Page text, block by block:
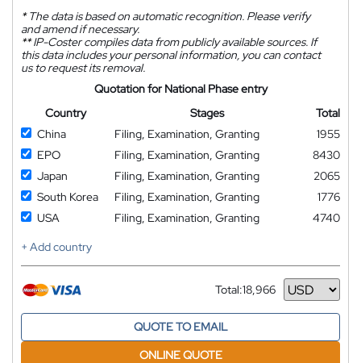
*The data is based on automatic recognition. Please verify
and amend if necessary.
**IP-Coster compiles data from publicly available sources. If
this data includes your personal information, you can contact
us to request its removal.
Quotation for National Phase entry
Country
Stages
Total
China
Filing, Examination, Granting
1955
EPO
Filing, Examination, Granting
8430
Japan
Filing, Examination, Granting
2065
South Korea
Filing, Examination, Granting
1776
USA
Filing, Examination, Granting
4740
+ Add country
Total:18,966
Currency
QUOTE TO EMAIL
ONLINE QUOTE